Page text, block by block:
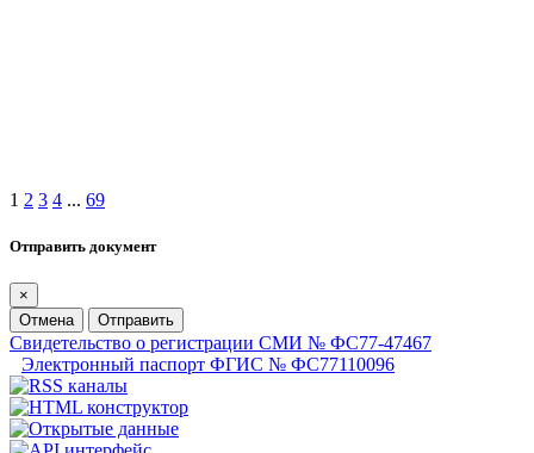
1 2 3 4 ... 69
Отправить документ
×
Отмена
Отправить
Свидетельство о регистрации СМИ № ФС77-47467
Электронный паспорт ФГИС № ФС77110096